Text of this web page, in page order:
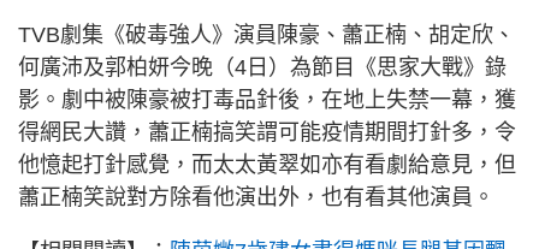
TVB劇集《破毒強人》演員陳豪、蕭正楠、胡定欣、
何廣沛及郭柏妍今晚（4日）為節目《思家大戰》錄
影。劇中被陳豪被打毒品針後，在地上失禁一幕，獲
得網民大讚，蕭正楠搞笑謂可能疫情期間打針多，令
他憶起打針感覺，而太太黃翠如亦有看劇給意見，但
蕭正楠笑說對方除看他演出外，也有看其他演員。